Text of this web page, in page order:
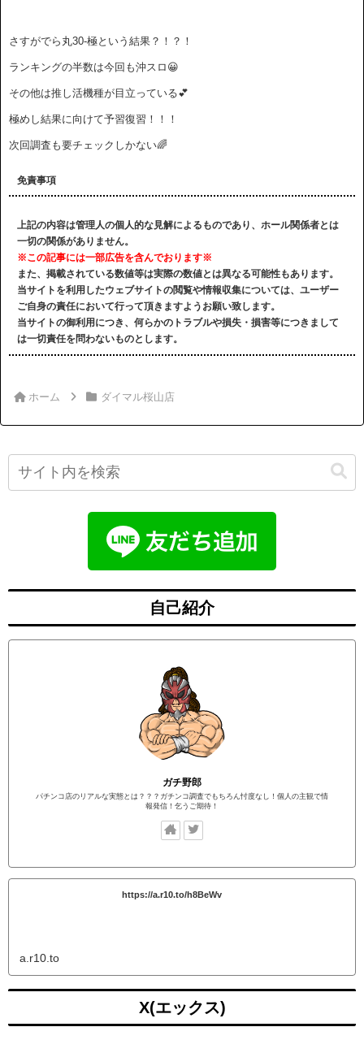
さすがでら丸30-極という結果？！？！
ランキングの半数は今回も沖スロ😀
その他は推し活機種が目立っている💕
極めし結果に向けて予習復習！！！
次回調査も要チェックしかない🌈
免責事項
上記の内容は管理人の個人的な見解によるものであり、ホール関係者とは
一切の関係がありません。
※この記事には一部広告を含んでおります※
また、掲載されている数値等は実際の数値とは異なる可能性もあります。
当サイトを利用したウェブサイトの閲覧や情報収集については、ユーザー
ご自身の責任において行って頂きますようお願い致します。
当サイトの御利用につき、何らかのトラブルや損失・損害等につきまして
は一切責任を問わないものとします。
ホーム ダイマル桜山店
自己紹介
ガチ野郎
パチンコ店のリアルな実態とは？？？ガチンコ調査でもちろん忖度なし！個人の主観で情
報発信！乞うご期待！
https://a.r10.to/h8BeWv
a.r10.to
X(エックス)